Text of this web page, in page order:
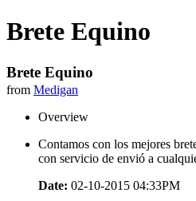
Brete Equino
Brete Equino
from Medigan
Overview
Contamos con los mejores
con servicio de envió a
Date: 02-10-2015 04:33PM